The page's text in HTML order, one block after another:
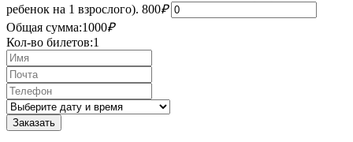
ребенок на 1 взрослого). 800₽
Общая сумма:1000₽
Кол-во билетов:1